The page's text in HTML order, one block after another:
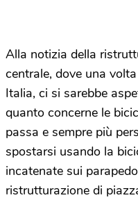
Alla notizia della
centrale, dove una
Italia, ci si sarebbe
quanto concerne le
passa e sempre più
spostarsi usando la
incatenate sui
ristrutturazione di